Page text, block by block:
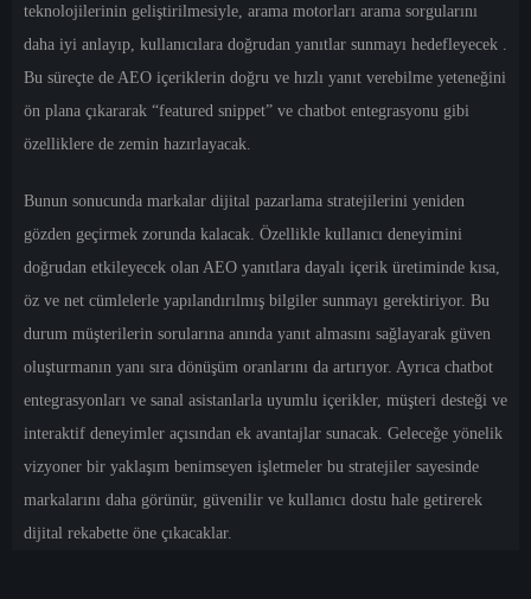
teknolojilerinin geliştirilmesiyle, arama motorları arama sorgularını
daha iyi anlayıp, kullanıcılara doğrudan yanıtlar sunmayı hedefleyecek .
Bu süreçte de AEO içeriklerin doğru ve hızlı yanıt verebilme yeteneğini
ön plana çıkararak “featured snippet” ve chatbot entegrasyonu gibi
özelliklere de zemin hazırlayacak.
Bunun sonucunda markalar dijital pazarlama stratejilerini yeniden
gözden geçirmek zorunda kalacak. Özellikle kullanıcı deneyimini
doğrudan etkileyecek olan AEO yanıtlara dayalı içerik üretiminde kısa,
öz ve net cümlelerle yapılandırılmış bilgiler sunmayı gerektiriyor. Bu
durum müşterilerin sorularına anında yanıt almasını sağlayarak güven
oluşturmanın yanı sıra dönüşüm oranlarını da artırıyor. Ayrıca chatbot
entegrasyonları ve sanal asistanlarla uyumlu içerikler, müşteri desteği ve
interaktif deneyimler açısından ek avantajlar sunacak. Geleceğe yönelik
vizyoner bir yaklaşım benimseyen işletmeler bu stratejiler sayesinde
markalarını daha görünür, güvenilir ve kullanıcı dostu hale getirerek
dijital rekabette öne çıkacaklar.